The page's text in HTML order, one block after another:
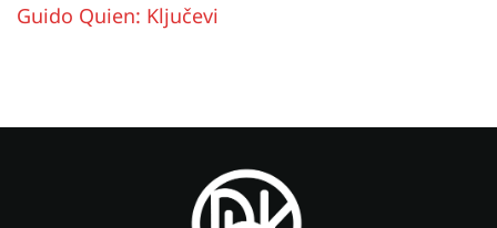
Guido Quien: Ključevi